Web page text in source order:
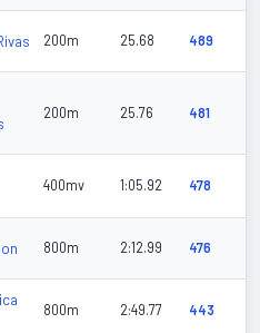
200m 25.68 489
200m 25.76 481
400mv 1:05.92 478
800m 2:12.99 476
800m 2:49.77 443